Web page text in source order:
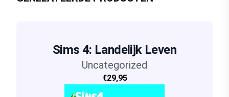
Sims 4: Landelijk Leven
Uncategorized
€29,95